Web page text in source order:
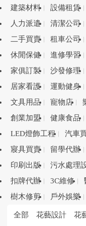
建築材料
設備租賃
人力派遣
清潔公司
二手買賣
租車公司
休閒保健
進修學習
家俱訂製
沙發修理
居家看護
運動健身
文具用品
寵物店
創業加盟
健康食品
LED燈飾工程
汽車
寢具買賣
留學代辦
印刷出版
污水處理
扣牌代辦
3C維修
樹木修剪
戶外娛樂
全部 花藝設計 花